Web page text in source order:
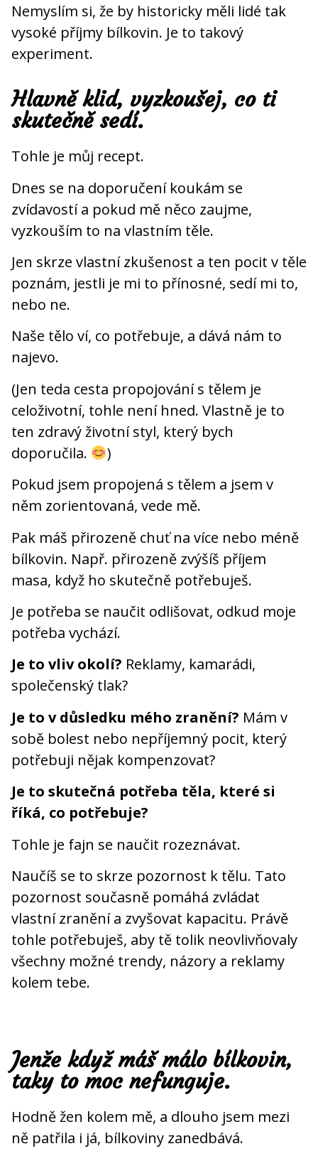
Nemyslím si, že by historicky měli lidé tak
vysoké příjmy bílkovin. Je to takový
experiment.
Hlavně klid, vyzkoušej, co ti
skutečně sedí.
Tohle je můj recept.
Dnes se na doporučení koukám se
zvídavostí a pokud mě něco zaujme,
vyzkouším to na vlastním těle.
Jen skrze vlastní zkušenost a ten pocit v těle
poznám, jestli je mi to přínosné, sedí mi to,
nebo ne.
Naše tělo ví, co potřebuje, a dává nám to
najevo.
(Jen teda cesta propojování s tělem je
celoživotní, tohle není hned. Vlastně je to
ten zdravý životní styl, který bych
doporučila.
)
Pokud jsem propojená s tělem a jsem v
něm zorientovaná, vede mě.
Pak máš přirozeně chuť na více nebo méně
bílkovin. Např. přirozeně zvýšíš příjem
masa, když ho skutečně potřebuješ.
Je potřeba se naučit odlišovat, odkud moje
potřeba vychází.
Je to vliv okolí? Reklamy, kamarádi,
společenský tlak?
Je to v důsledku mého zranění? Mám v
sobě bolest nebo nepříjemný pocit, který
potřebuji nějak kompenzovat?
Je to skutečná potřeba těla, které si
říká, co potřebuje?
Tohle je fajn se naučit rozeznávat.
Naučíš se to skrze pozornost k tělu. Tato
pozornost současně pomáhá zvládat
vlastní zranění a zvyšovat kapacitu. Právě
tohle potřebuješ, aby tě tolik neovlivňovaly
všechny možné trendy, názory a reklamy
kolem tebe.
Jenže když máš málo bílkovin,
taky to moc nefunguje.
Hodně žen kolem mě, a dlouho jsem mezi
ně patřila i já, bílkoviny zanedbává.